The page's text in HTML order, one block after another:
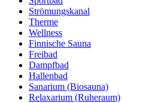
Strömungskanal
Therme
Wellness
Finnische Sauna
Freibad
Dampfbad
Hallenbad
Sanarium (Biosauna)
Relaxarium (Ruheraum)